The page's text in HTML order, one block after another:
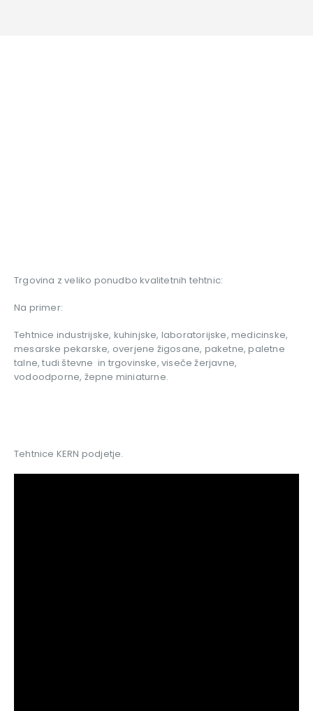
Trgovina z veliko ponudbo kvalitetnih tehtnic:
Na primer:
Tehtnice industrijske, kuhinjske, laboratorijske, medicinske,
mesarske pekarske, overjene žigosane, paketne, paletne
talne, tudi števne in trgovinske, viseče žerjavne,
vodoodporne, žepne miniaturne.
Tehtnice KERN podjetje.